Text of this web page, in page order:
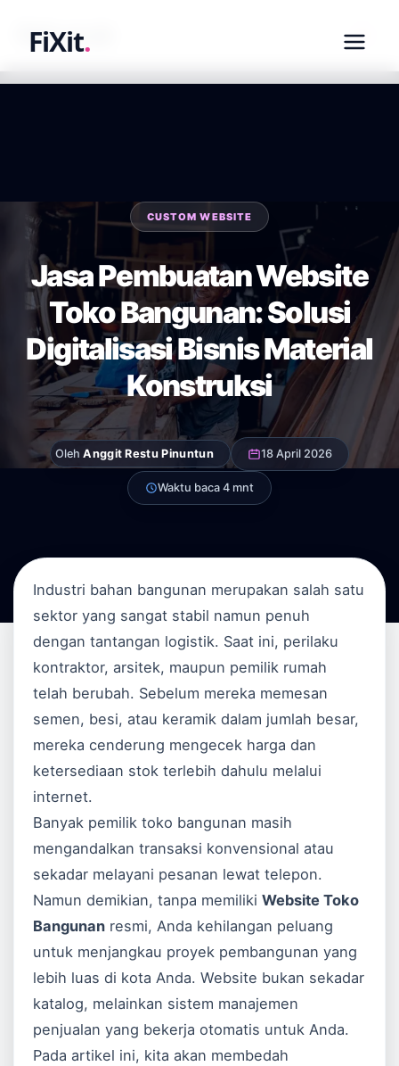
FiXit.
fixit.co.id
CUSTOM WEBSITE
Jasa Pembuatan Website
Toko Bangunan: Solusi
Digitalisasi Bisnis Material
Konstruksi
OlehAnggit Restu Pinuntun 18 April 2026
Waktu baca 4 mnt
Industri bahan bangunan merupakan salah satu
sektor yang sangat stabil namun penuh
dengan tantangan logistik. Saat ini, perilaku
kontraktor, arsitek, maupun pemilik rumah
telah berubah. Sebelum mereka memesan
semen, besi, atau keramik dalam jumlah besar,
mereka cenderung mengecek harga dan
ketersediaan stok terlebih dahulu melalui
internet.
Banyak pemilik toko bangunan masih
mengandalkan transaksi konvensional atau
sekadar melayani pesanan lewat telepon.
Namun demikian, tanpa memilikiWebsite Toko
Bangunan resmi, Anda kehilangan peluang
untuk menjangkau proyek pembangunan yang
lebih luas di kota Anda. Website bukan sekadar
katalog, melainkan sistem manajemen
penjualan yang bekerja otomatis untuk Anda.
Pada artikel ini, kita akan membedah